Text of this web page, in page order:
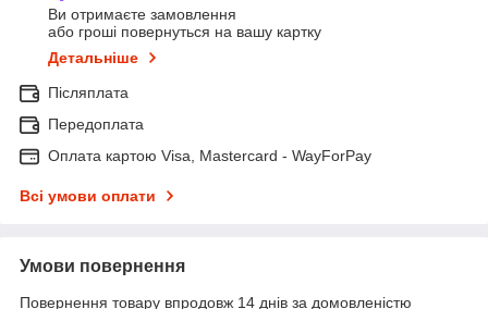
Ви отримаєте замовлення
або гроші повернуться на вашу картку
Детальніше
Післяплата
Передоплата
Оплата картою Visa, Mastercard - WayForPay
Всі умови оплати
Умови повернення
Повернення товару впродовж 14 днів за домовленістю